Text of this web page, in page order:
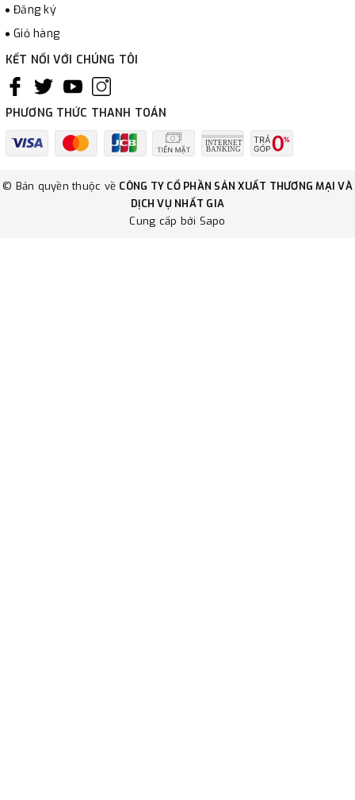
Đăng ký
Giỏ hàng
KẾT NỐI VỚI CHÚNG TÔI
PHƯƠNG THỨC THANH TOÁN
© Bản quyền thuộc về CÔNG TY CỔ PHẦN SẢN XUẤT THƯƠNG MẠI VÀ
DỊCH VỤ NHẤT GIA
Cung cấp bởi Sapo